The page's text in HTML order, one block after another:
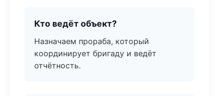
Кто ведёт объект?
Назначаем прораба, который
координирует бригаду и ведёт
отчётность.